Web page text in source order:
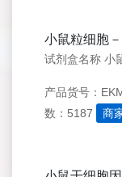
小鼠粒细胞
产品货号：
数：5187
商